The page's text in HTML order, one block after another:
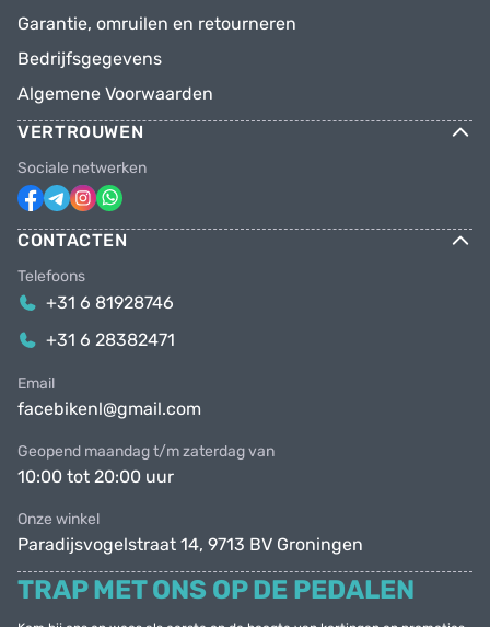
Garantie, omruilen en retourneren
Bedrijfsgegevens
Algemene Voorwaarden
VERTROUWEN
Sociale netwerken
CONTACTEN
Telefoons
+31 6 81928746
+31 6 28382471
Email
facebikenl@gmail.com
Geopend maandag t/m zaterdag van
10:00 tot 20:00 uur
Onze winkel
Paradijsvogelstraat 14, 9713 BV Groningen
TRAP MET ONS OP DE PEDALEN